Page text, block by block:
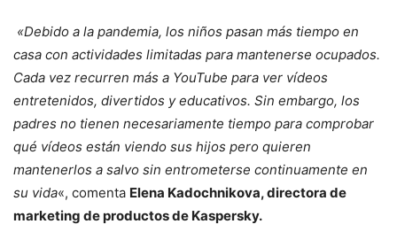
«Debido a la pandemia, los niños pasan más tiempo en
casa con actividades limitadas para mantenerse ocupados.
Cada vez recurren más a YouTube para ver vídeos
entretenidos, divertidos y educativos. Sin embargo, los
padres no tienen necesariamente tiempo para comprobar
qué vídeos están viendo sus hijos pero quieren
mantenerlos a salvo sin entrometerse continuamente en
su vida«, comenta Elena Kadochnikova, directora de
marketing de productos de Kaspersky.